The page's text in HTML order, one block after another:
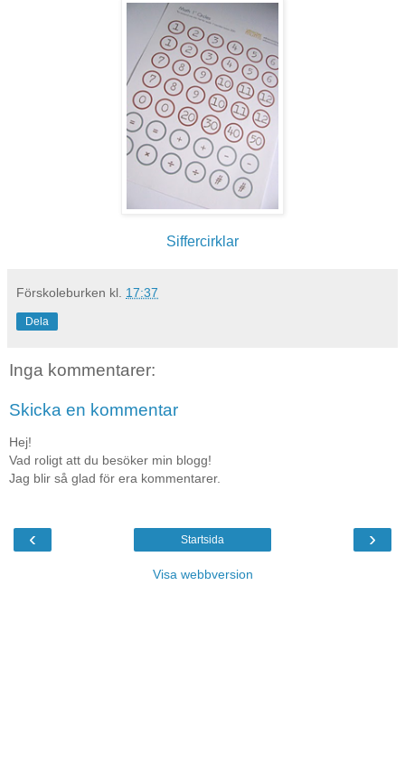
Siffercirklar
Förskoleburken kl. 17:37
Dela
Inga kommentarer:
Skicka en kommentar
Hej!
Vad roligt att du besöker min blogg!
Jag blir så glad för era kommentarer.
‹ ›
Startsida
Visa webbversion